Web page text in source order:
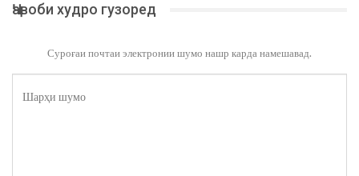
Ҷавоби худро гузоред
Суроғаи почтаи электронии шумо нашр карда намешавад.